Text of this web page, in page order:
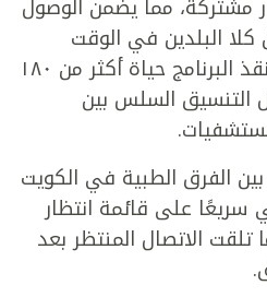
البلدين في الوقت
المناسب. منذ انطلاقه، أنقذ البرنامج حياة أكثر من ١٨٠
التنسيق السلس بين
الفرق الطبية في الكويت
على قائمة انتظار
تلقت الاتصال المنتظر بعد